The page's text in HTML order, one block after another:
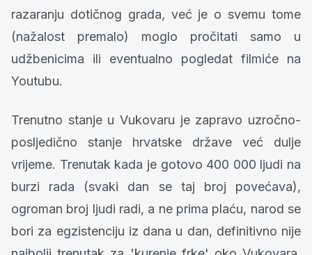
razaranju dotičnog grada, već je o svemu tome
(nažalost premalo) moglo pročitati samo u
udžbenicima ili eventualno pogledat filmiće na
Youtubu.
Trenutno stanje u Vukovaru je zapravo uzročno-
posljedično stanje hrvatske države već dulje
vrijeme. Trenutak kada je gotovo 400 000 ljudi na
burzi rada (svaki dan se taj broj povećava),
ogroman broj ljudi radi, a ne prima plaću, narod se
bori za egzistenciju iz dana u dan, definitivno nije